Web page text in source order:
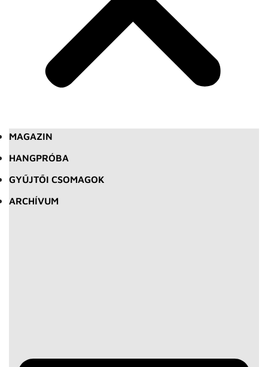
MAGAZIN
HANGPRÓBA
GYŰJTŐI CSOMAGOK
ARCHÍVUM